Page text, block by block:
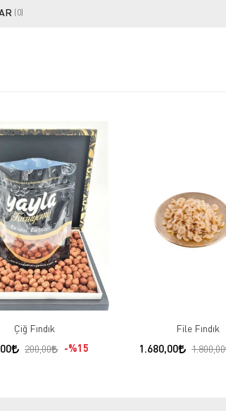
(0)
Çiğ Fındık
200,00 %15
File Fındık
1.680,00 1.800,00